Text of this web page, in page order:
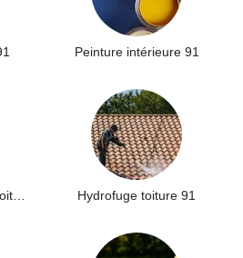
Peinture intérieure 91
Hydrofuge toiture 91